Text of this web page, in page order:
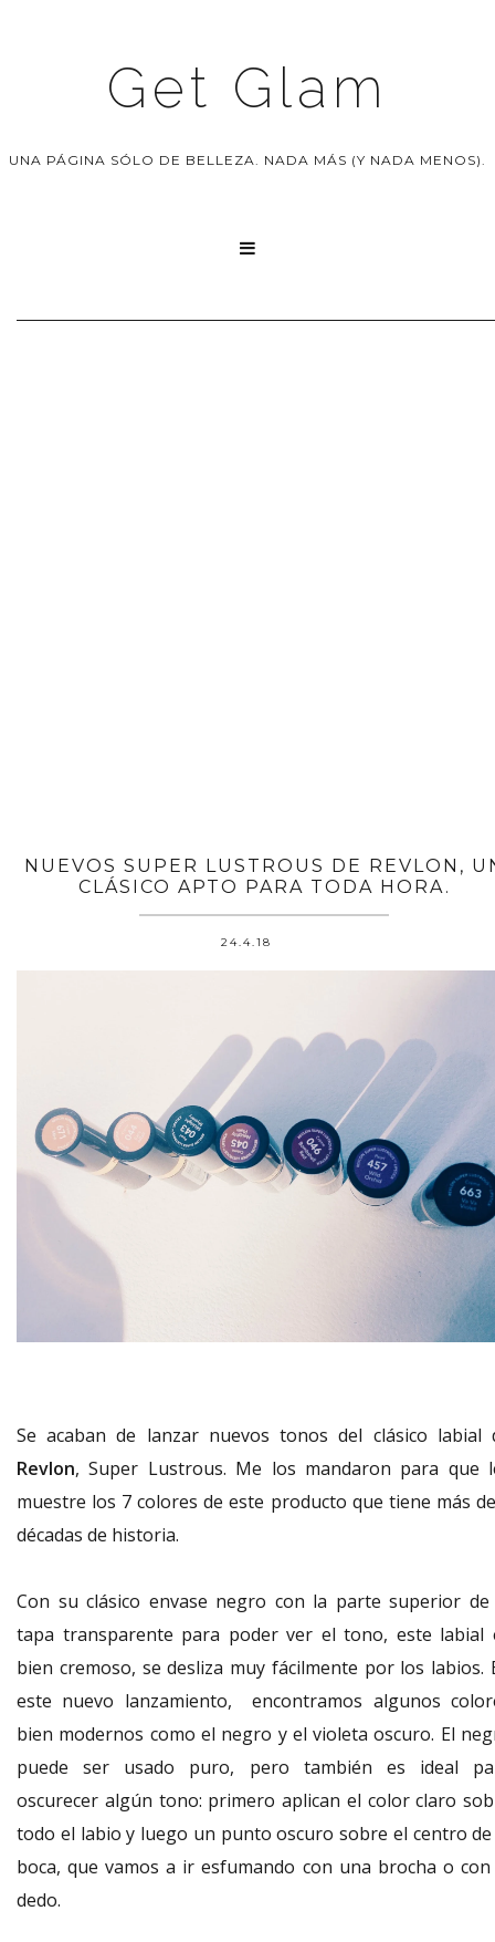
Get Glam
UNA PÁGINA SÓLO DE BELLEZA. NADA MÁS (Y NADA MENOS).

NUEVOS SUPER LUSTROUS DE REVLON,
CLÁSICO APTO PARA TODA HORA.
24.4.18
Se acaban de lanzar nuevos tonos del clásico labial
Revlon, Super Lustrous. Me los mandaron para que
muestre los 7 colores de este producto que tiene más
décadas de historia.
Con su clásico envase negro con la parte superior de
tapa transparente para poder ver el tono, este labial
bien cremoso, se desliza muy fácilmente por los labios.
este nuevo lanzamiento, encontramos algunos
bien modernos como el negro y el violeta oscuro. El
puede ser usado puro, pero también es ideal
oscurecer algún tono: primero aplican el color claro
todo el labio y luego un punto oscuro sobre el centro
boca, que vamos a ir esfumando con una brocha o
dedo.